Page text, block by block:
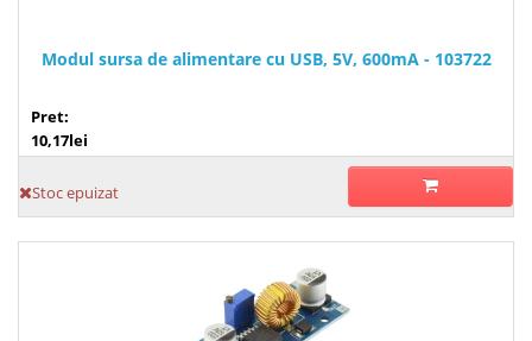
Modul sursa de alimentare cu USB, 5V, 600mA - 103722
Pret:
10,17lei
Stoc epuizat